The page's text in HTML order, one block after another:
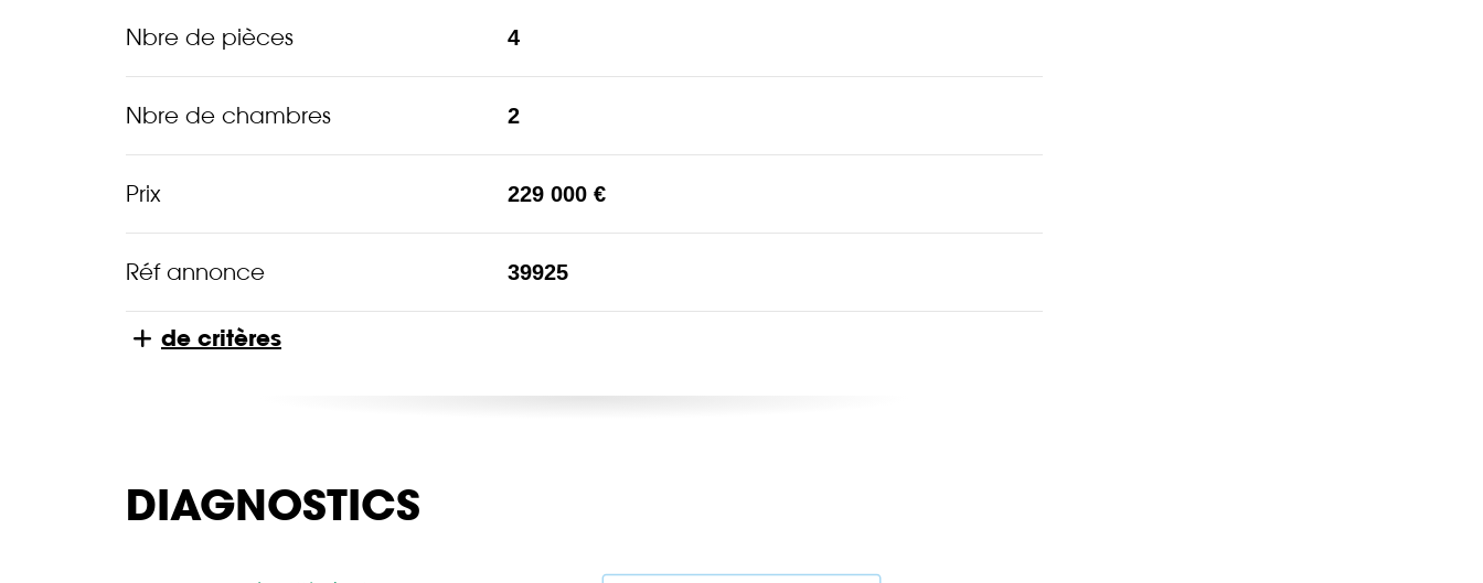
Nbre de pièces 4
Nbre de chambres 2
Prix 229 000 €
Réf annonce 39925
de critères
DIAGNOSTICS